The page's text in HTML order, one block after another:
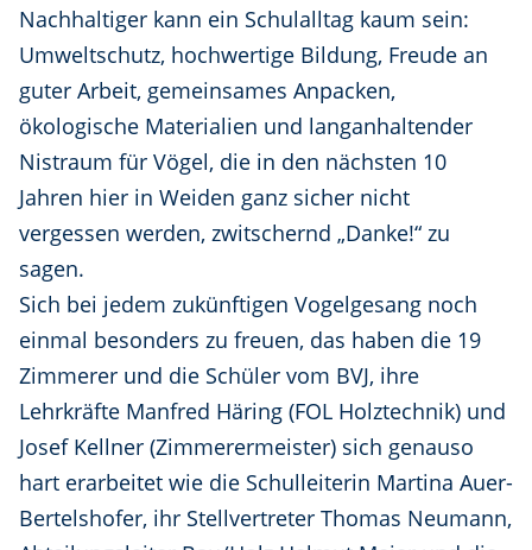
Nachhaltiger kann ein Schulalltag kaum sein:
Umweltschutz, hochwertige Bildung, Freude an
guter Arbeit, gemeinsames Anpacken,
ökologische Materialien und langanhaltender
Nistraum für Vögel, die in den nächsten 10
Jahren hier in Weiden ganz sicher nicht
vergessen werden, zwitschernd „Danke!“ zu
sagen.
Sich bei jedem zukünftigen Vogelgesang noch
einmal besonders zu freuen, das haben die 19
Zimmerer und die Schüler vom BVJ, ihre
Lehrkräfte Manfred Häring (FOL Holztechnik) und
Josef Kellner (Zimmerermeister) sich genauso
hart erarbeitet wie die Schulleiterin Martina Auer-
Bertelshofer, ihr Stellvertreter Thomas Neumann,